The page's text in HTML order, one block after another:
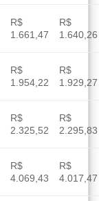
R$
1.661,47
R$
1.640,26
R$
1.954,22
R$
1.929,27
R$
2.325,52
R$
2.295,83
R$
4.069,43
R$
4.017,47